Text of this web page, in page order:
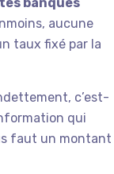
aucune
taux fixé par la
c’est-
qui
faut un montant